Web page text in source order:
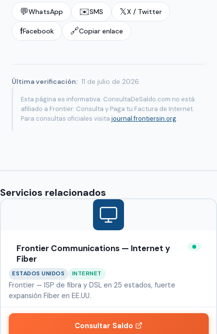
💬WhatsApp ✉️SMS 𝕏X / Twitter
fFacebook 🔗Copiar enlace
Última verificación: 11 de julio de 2026
Esta página es informativa. ConsultaDeSaldo.com no está
afiliado a Frontier: Consulta y Paga tu Factura de Internet.
Para consultas oficiales visita journal.frontiersin.org.
Servicios relacionados
Frontier Communications — Internet y
Fiber
ESTADOS UNIDOS INTERNET
Frontier — ISP de fibra y DSL en 25 estados, fuerte
expansión Fiber en EE.UU.
Consultar Saldo